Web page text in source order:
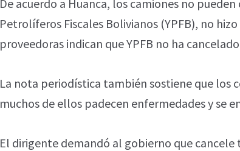
De acuerdo a Huanca, los camiones no
Petrolíferos Fiscales Bolivianos (YPFB), no
proveedoras indican que YPFB no ha
La nota periodística también sostiene que los
muchos de ellos padecen enfermedades y se
El dirigente demandó al gobierno que